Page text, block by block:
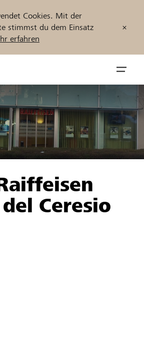
Cookies. Mit der
stimmst du dem Einsatz
erfahren
öffnen
finden
Jetzt starten
Ceresio